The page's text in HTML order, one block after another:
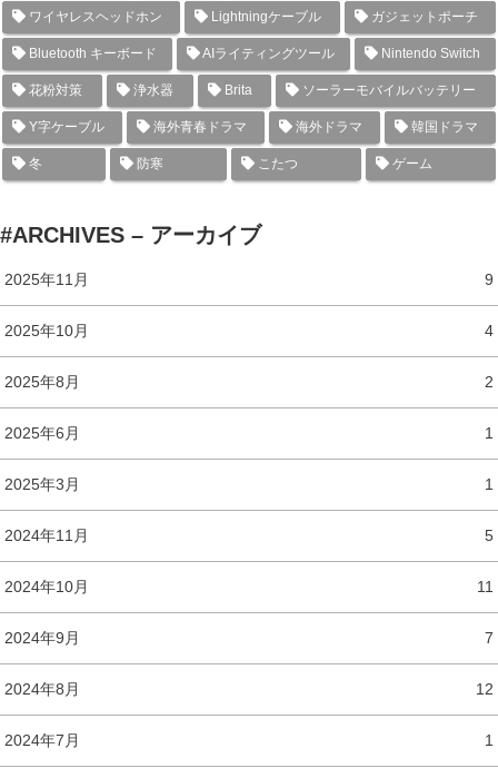
ワイヤレスヘッドホン Lightningケーブル ガジェットポーチ
Bluetooth キーボード AIライティングツール Nintendo Switch
花粉対策 浄水器 Brita ソーラーモバイルバッテリー
Y字ケーブル 海外青春ドラマ 海外ドラマ 韓国ドラマ
冬 防寒 こたつ ゲーム
#ARCHIVES – アーカイブ
2025年11月 9
2025年10月 4
2025年8月 2
2025年6月 1
2025年3月 1
2024年11月 5
2024年10月 11
2024年9月 7
2024年8月 12
2024年7月 1